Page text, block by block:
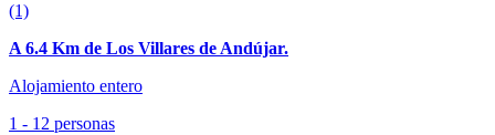
(1)
A 6.4 Km de Los Villares de Andújar.
Alojamiento entero
1 - 12 personas